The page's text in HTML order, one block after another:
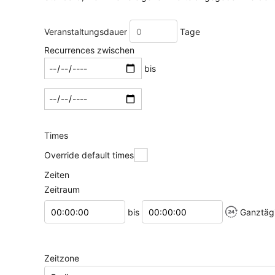
Veranstaltungsdauer
Tage
Recurrences zwischen
Zeitraum
auswählen
bis
Times
Override default times
Zeiten
Zeitraum
Startzeitpunkt
bis Endzeitpunkt
Zeitzone